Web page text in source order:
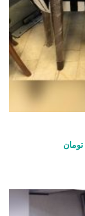
تومان